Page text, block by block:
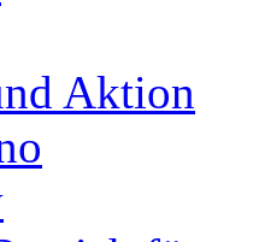
Aktion